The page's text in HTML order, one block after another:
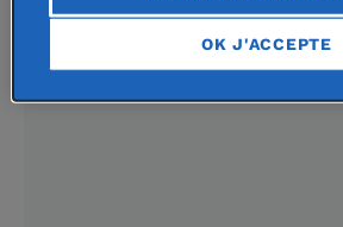
OK J'ACCEPTE